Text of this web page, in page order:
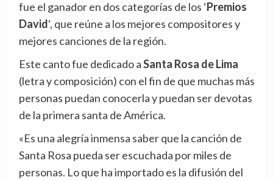
fue el ganador en dos categorías de los ‘Premios
David‘, que reúne a los mejores compositores y
mejores canciones de la región.
Este canto fue dedicado aSanta Rosa de Lima
(letra y composición) con el fin de que muchas más
personas puedan conocerla y puedan ser devotas
de la primera santa de América.
«Es una alegría inmensa saber que la canción de
Santa Rosa pueda ser escuchada por miles de
personas. Lo que ha importado es la difusión del